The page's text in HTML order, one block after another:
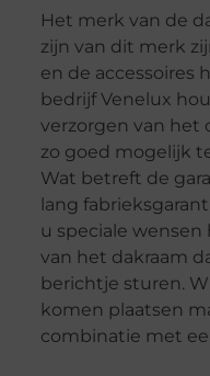
Het merk van de
zijn van dit merk
en de accessoires
bedrijf Venelux
verzorgen van het
zo goed mogelijk
Wat betreft de
lang
u speciale
van het dakraam
berichtje sturen.
komen plaatsen
combinatie met